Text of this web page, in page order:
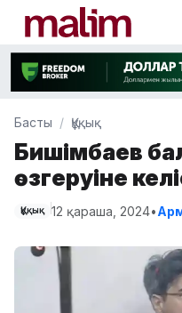
Басты Құқық
Бишімбаев
өзгеруіне
Құқық 12 қараша, 2024•